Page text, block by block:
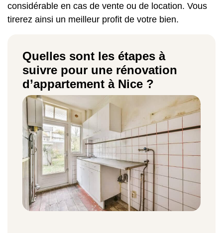
considérable en cas de vente ou de location. Vous
tirerez ainsi un meilleur profit de votre bien.
Quelles sont les étapes à
suivre pour une rénovation
d’appartement à Nice ?